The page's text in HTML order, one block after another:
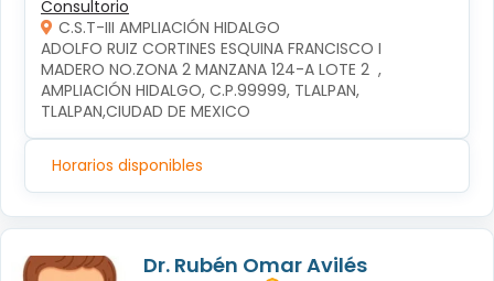
Consultorio
C.S.T-III AMPLIACIÓN HIDALGO
ADOLFO RUIZ CORTINES ESQUINA FRANCISCO I
MADERO NO.ZONA 2 MANZANA 124-A LOTE 2  ,
AMPLIACIÓN HIDALGO, C.P.99999, TLALPAN,
TLALPAN,CIUDAD DE MEXICO
Horarios disponibles
Dr. Rubén Omar Avilés